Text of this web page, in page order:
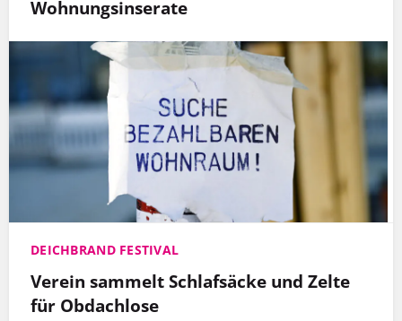
Wohnungsinserate
DEICHBRAND FESTIVAL
Verein sammelt Schlafsäcke und Zelte
für Obdachlose